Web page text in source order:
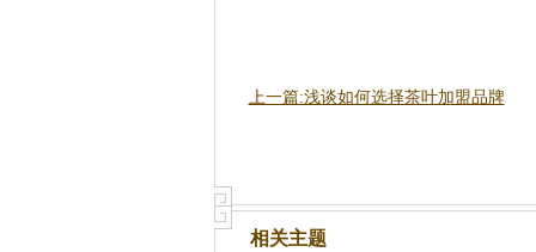
上一篇:浅谈如何选择茶叶加盟品牌
相关主题